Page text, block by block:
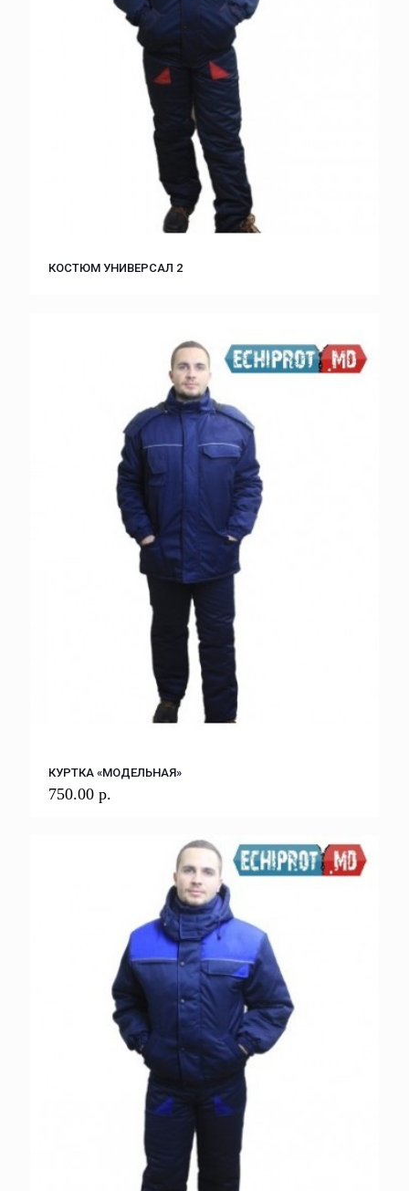
КОСТЮМ УНИВЕРСАЛ 2
КУРТКА «МОДЕЛЬНАЯ»
750.00 р.